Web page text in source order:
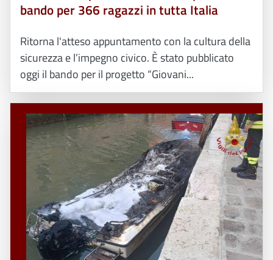
bando per 366 ragazzi in tutta Italia
Ritorna l'atteso appuntamento con la cultura della
sicurezza e l’impegno civico. È stato pubblicato
oggi il bando per il progetto “Giovani...